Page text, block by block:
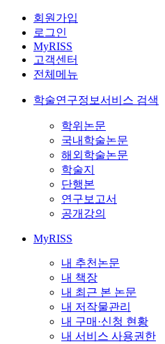
회원가입
로그인
MyRISS
고객센터
전체메뉴
학술연구정보서비스 검색
학위논문
국내학술논문
해외학술논문
학술지
단행본
연구보고서
공개강의
MyRISS
내 추천논문
내 책장
내 최근 본 논문
내 저작물관리
내 구매·신청 현황
내 서비스 사용권한